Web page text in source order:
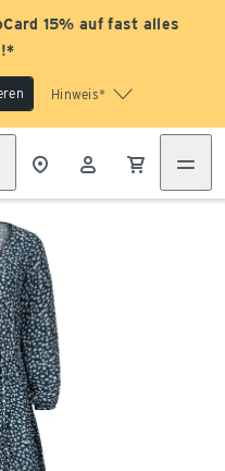
15% auf fast alles
Hinweis*